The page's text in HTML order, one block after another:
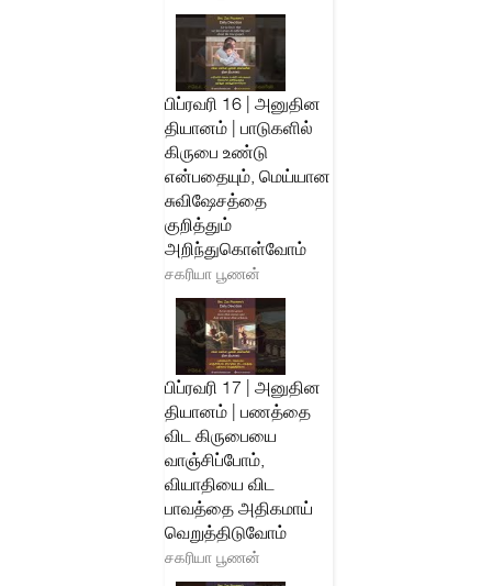
பிப்ரவரி 16 | அனுதின
தியானம் | பாடுகளில்
கிருபை உண்டு
என்பதையும், மெய்யான
சுவிஷேசத்தை
குறித்தும்
அறிந்துகொள்வோம்
சகரியா பூணன்
பிப்ரவரி 17 | அனுதின
தியானம் | பணத்தை
விட கிருபையை
வாஞ்சிப்போம்,
வியாதியை விட
பாவத்தை அதிகமாய்
வெறுத்திடுவோம்
சகரியா பூணன்